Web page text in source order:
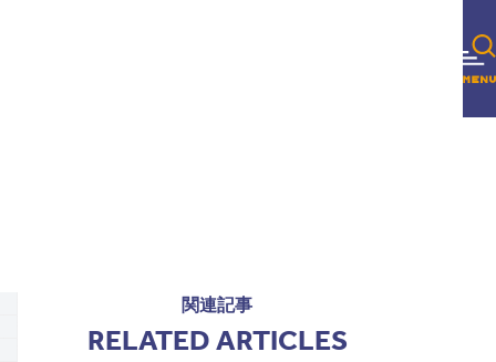
関連記事
RELATED ARTICLES